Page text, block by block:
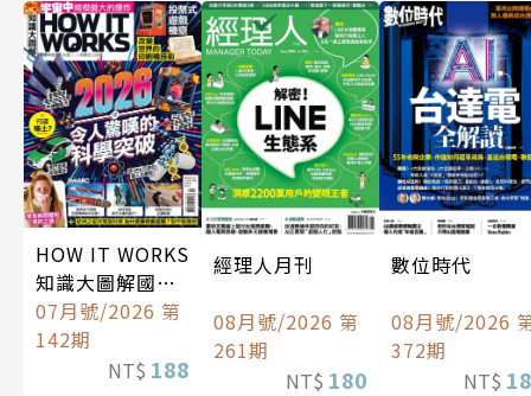
HOW IT WORKS
知識大圖解國際
中文版
07月號/2026 第
142期
NT$ 188
經理人月刊
08月號/2026 第
261期
NT$ 180
數位時代
08月號/2026
372期
NT$